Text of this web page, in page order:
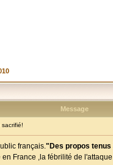
Message
français."Des propos
France ,la fébrilité de